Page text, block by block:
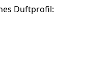
Duftprofil: